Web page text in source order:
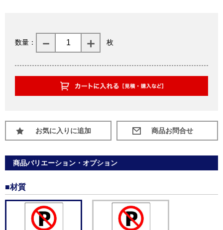
数量： 枚
お気に入りに追加
商品バリエーション・オプション
■材質